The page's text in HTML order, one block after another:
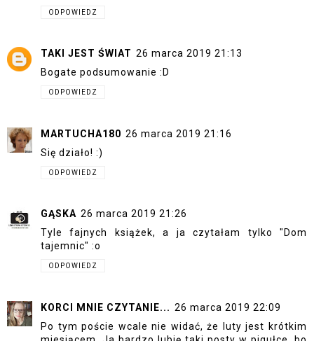
ODPOWIEDZ
TAKI JEST ŚWIAT 26 marca 2019 21:13
Bogate podsumowanie :D
ODPOWIEDZ
MARTUCHA180 26 marca 2019 21:16
Się działo! :)
ODPOWIEDZ
GĄSKA 26 marca 2019 21:26
Tyle fajnych książek, a ja czytałam tylko "Dom
tajemnic" :o
ODPOWIEDZ
KORCI MNIE CZYTANIE... 26 marca 2019 22:09
Po tym poście wcale nie widać, że luty jest krótkim